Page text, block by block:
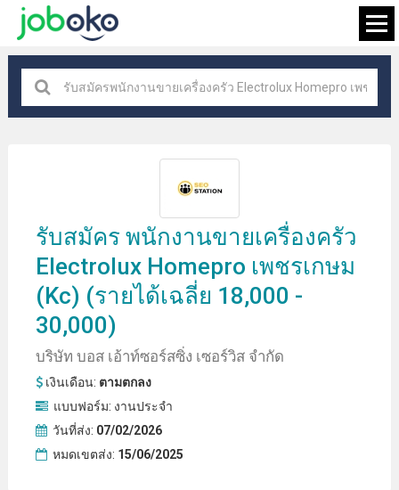
กำลังมองหางาน
รับสมัคร พนักงานขายเครื่องครัว
Electrolux Homepro เพชรเกษม
(kc) (รายได้เฉลี่ย 18,000 -
30,000)
บริษัท บอส เอ้าท์ซอร์สซิ่ง เซอร์วิส จํากัด
เงินเดือน: ตามตกลง
แบบฟอร์ม: งานประจำ
วันที่ส่ง: 07/02/2026
หมดเขตส่ง: 15/06/2025